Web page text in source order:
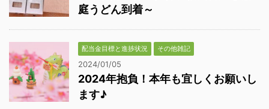
庭うどん到着～
配当金目標と進捗状況 その他雑記
2024/01/05
2024年抱負！本年も宜しくお願いし
ます♪